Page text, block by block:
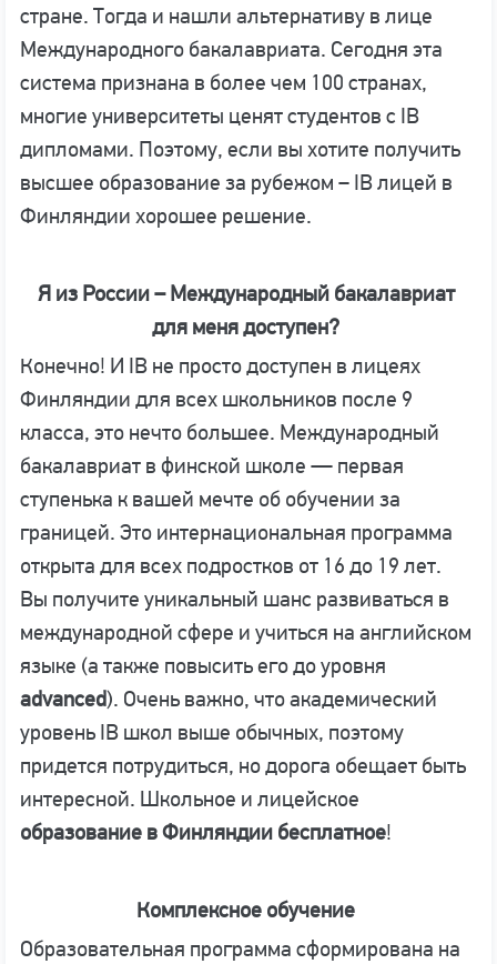
стране. Тогда и нашли альтернативу в лице
Международного бакалавриата. Сегодня эта
система признана в более чем 100 странах,
многие университеты ценят студентов с IB
дипломами. Поэтому, если вы хотите получить
высшее образование за рубежом – IB лицей в
Финляндии хорошее решение.
Я из России – Международный бакалавриат
для меня доступен?
Конечно! И IB не просто доступен в лицеях
Финляндии для всех школьников после 9
класса, это нечто большее. Международный
бакалавриат в финской школе — первая
ступенька к вашей мечте об обучении за
границей. Это интернациональная программа
открыта для всех подростков от 16 до 19 лет.
Вы получите уникальный шанс развиваться в
международной сфере и учиться на английском
языке (а также повысить его до уровня
advanced). Очень важно, что академический
уровень IB школ выше обычных, поэтому
придется потрудиться, но дорога обещает быть
интересной. Школьное и лицейское
образование в Финляндии бесплатное!
Комплексное обучение
Образовательная программа сформирована на